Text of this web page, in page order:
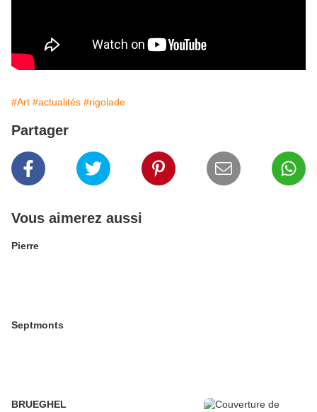
#Art #actualités #rigolade
Partager
Vous aimerez aussi
Pierre
Septmonts
BRUEGHEL